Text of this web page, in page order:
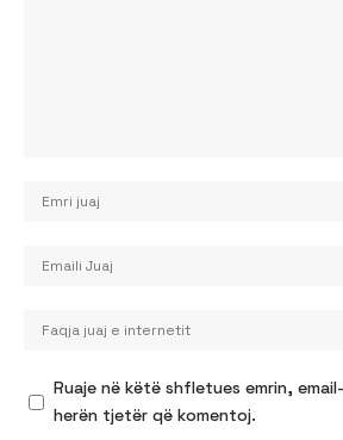
Ruaje në këtë shfletues emrin,
herën tjetër që komentoj.